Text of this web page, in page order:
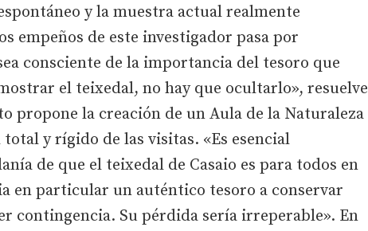
y la muestra actual realmente
empeños de este investigador pasa por
consciente de la importancia del tesoro que
el teixedal, no hay que ocultarlo», resuelve
propone la creación de un Aula de la Naturaleza
y rígido de las visitas. «Es esencial
de que el teixedal de Casaio es para todos en
en particular un auténtico tesoro a conservar
contingencia. Su pérdida sería irreperable». En